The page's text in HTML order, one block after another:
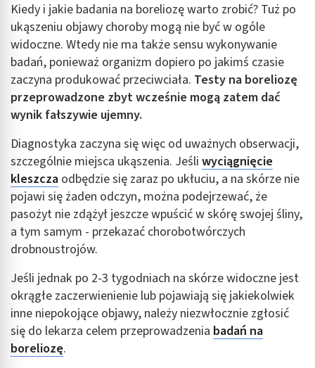
Kiedy i jakie badania na boreliozę warto zrobić? Tuż po
ukąszeniu objawy choroby mogą nie być w ogóle
widoczne. Wtedy nie ma także sensu wykonywanie
badań, ponieważ organizm dopiero po jakimś czasie
zaczyna produkować przeciwciała. Testy na boreliozę
przeprowadzone zbyt wcześnie mogą zatem dać
wynik fałszywie ujemny.
Diagnostyka zaczyna się więc od uważnych obserwacji,
szczególnie miejsca ukąszenia. Jeśli wyciągnięcie
kleszcza odbędzie się zaraz po ukłuciu, a na skórze nie
pojawi się żaden odczyn, można podejrzewać, że
pasożyt nie zdążył jeszcze wpuścić w skórę swojej śliny,
a tym samym - przekazać chorobotwórczych
drobnoustrojów.
Jeśli jednak po 2-3 tygodniach na skórze widoczne jest
okrągłe zaczerwienienie lub pojawiają się jakiekolwiek
inne niepokojące objawy, należy niezwłocznie zgłosić
się do lekarza celem przeprowadzenia badań na
boreliozę.